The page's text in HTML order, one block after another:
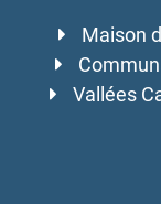
Maison
Vallées